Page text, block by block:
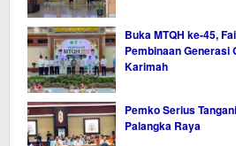
Buka MTQH ke-45,
Pembinaan Generasi
Karimah
Pemko Serius
Palangka Raya